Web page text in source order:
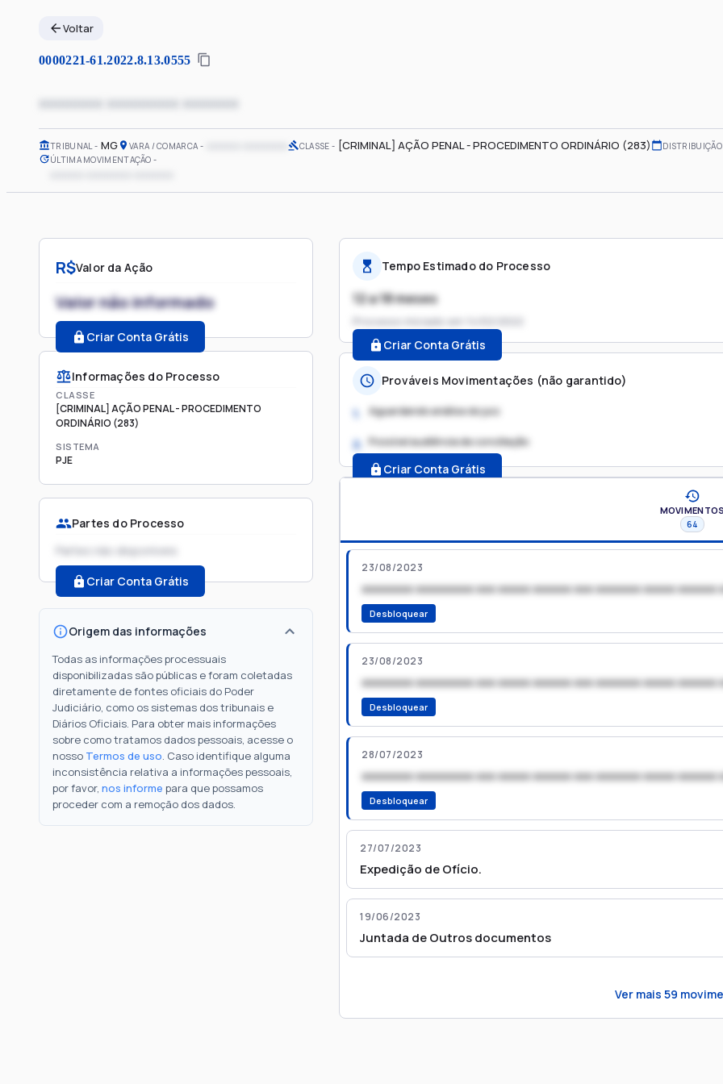
Voltar
0000221-61.2022.8.13.0555
xxxxxxxx xxxxxxxxx xxxxxxx
TRIBUNAL MG VARA / COMARCA CLASSE [CRIMINAL] AÇÃO PENAL - PROCEDIMENTO ORDINÁRIO (283) DISTRIBUIÇÃO
ÚLTIMA MOVIMENTAÇÃO
R$Valor da Ação
Valor não informado
Criar Conta Grátis
Informações do Processo
CLASSE
[CRIMINAL] AÇÃO PENAL - PROCEDIMENTO
ORDINÁRIO (283)
SISTEMA
PJE
Partes do Processo
Partes não disponíveis
Criar Conta Grátis
Origem das informações
Todas as informações processuais
disponibilizadas são públicas e foram coletadas
diretamente de fontes oficiais do Poder
Judiciário, como os sistemas dos tribunais e
Diários Oficiais. Para obter mais informações
sobre como tratamos dados pessoais, acesse o
nosso Termos de uso. Caso identifique alguma
inconsistência relativa a informações pessoais,
por favor, nos informe para que possamos
proceder com a remoção dos dados.
Tempo Estimado do Processo
12 a 18 meses
Processo iniciado em
Criar Conta Grátis
Prováveis Movimentações (não garantido)
1. Aguardando análise do juiz
2. Possível audiência de conciliação
Criar Conta Grátis
MOVIMENTOS
64
23/08/2023
xxxxxxxx xxxxxxxxx xxx xxxxx xxxxxx xxx xxxxxxx xxxxx xxxxxx
Desbloquear
23/08/2023
xxxxxxxx xxxxxxxxx xxx xxxxx xxxxxx xxx xxxxxxx xxxxx xxxxxx
Desbloquear
28/07/2023
xxxxxxxx xxxxxxxxx xxx xxxxx xxxxxx xxx xxxxxxx xxxxx xxxxxx
Desbloquear
27/07/2023
Expedição de Ofício.
19/06/2023
Juntada de Outros documentos
Ver mais 59